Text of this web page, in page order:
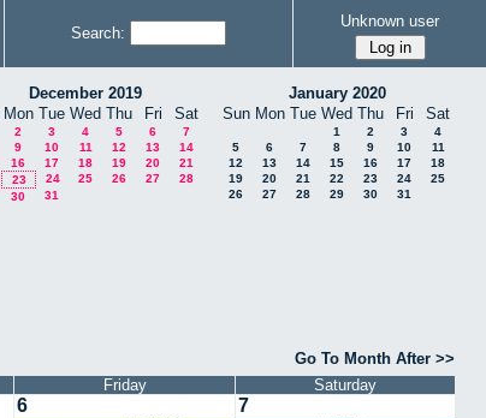
Search:
Unknown user
December 2019
Mon Tue Wed Thu Fri Sat
2 3 4 5 6
7
9 10 11 12 13
14
16 17 18 19 20
21
23 24 25 26 27
28
30 31
January 2020
Sun Mon Tue Wed Thu Fri Sat
1 2 3
4
5
6 7 8 9 10
11
12
13 14 15 16 17
18
19
20 21 22 23 24
25
26
27 28 29 30 31
Go To Month After >>
Friday Saturday
6 7